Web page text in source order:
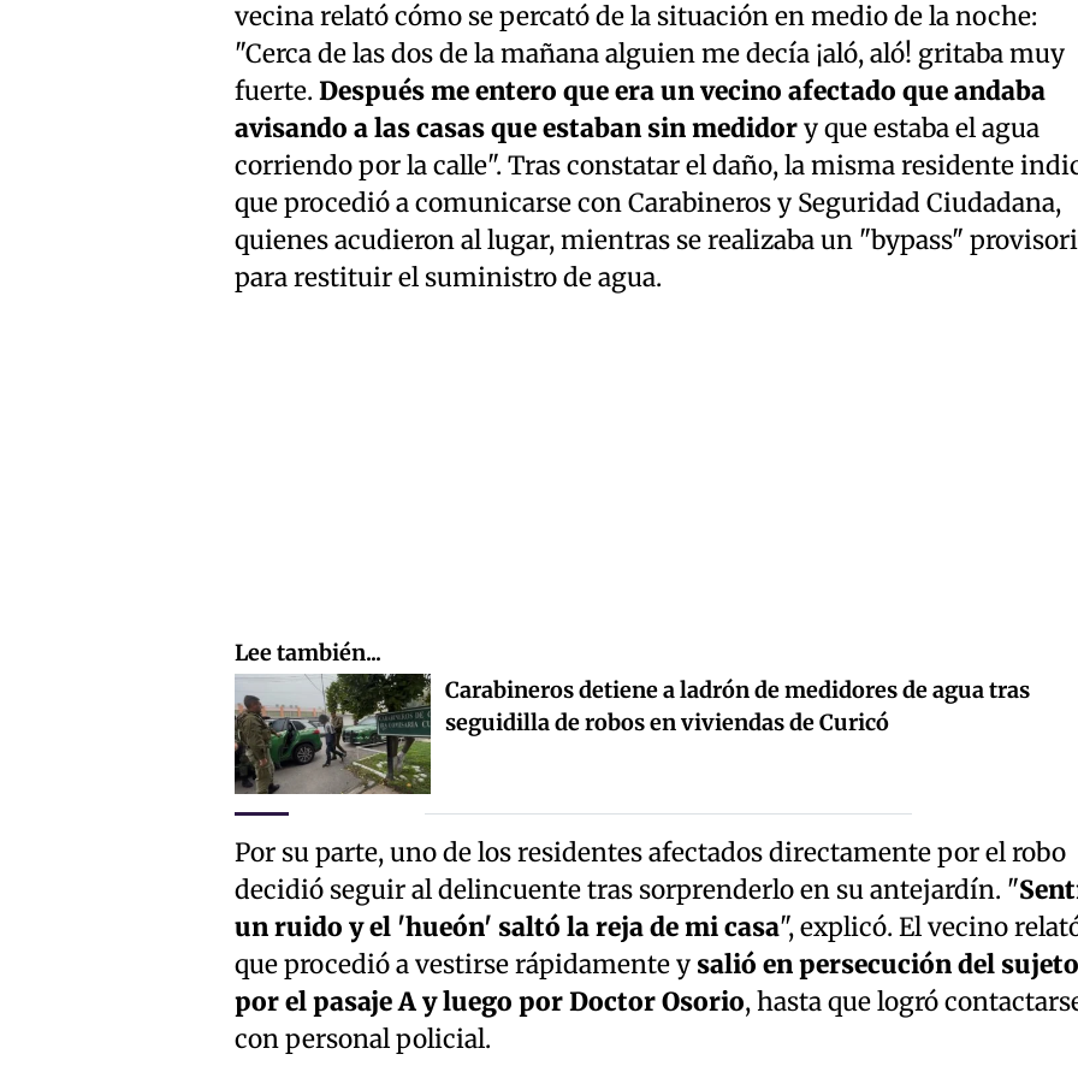
vecina relató cómo se percató de la situación en medio de la noche:
"Cerca de las dos de la mañana alguien me decía ¡aló, aló! gritaba muy
fuerte. Después me entero que era un vecino afectado que andaba
avisando a las casas que estaban sin medidory que estaba el agua
corriendo por la calle". Tras constatar el daño, la misma residente
que procedió a comunicarse con Carabineros y Seguridad Ciudadana,
quienes acudieron al lugar, mientras se realizaba un "bypass"
para restituir el suministro de agua.
Lee también...
Carabineros detiene a ladrón de medidores de agua tras
seguidilla de robos en viviendas de Curicó
Por su parte, uno de los residentes afectados directamente por el robo
decidió seguir al delincuente tras sorprenderlo en su antejardín. "
un ruido y el 'hueón' saltó la reja de mi casa", explicó. El vecino
que procedió a vestirse rápidamente ysalió en persecución del sujeto
por el pasaje A y luego por Doctor Osorio, hasta que logró
con personal policial.